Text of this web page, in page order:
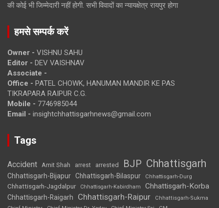
की कोई भी जिम्मेदारी नहीं होगी. सभी विवादों का न्यायक्षेत्र रायपुर होगा
हमसे सम्पर्क करें
Owner - VISHNU SAHU
Editor - DEV VAISHNAV
Associate -
Office - PATEL CHOWK, HANUMAN MANDIR KE PAS
TIKRAPARA RAIPUR C.G.
Mobile - 7746985044
Email - insightchhattisgarhnews@gmail.com
Tags
Accident Amit Shah arrest arrested BJP Chhattisgarh
Chhattisgarh-Bijapur Chhattisgarh-Bilaspur Chhattisgarh-Durg
Chhattisgarh-Jagdalpur Chhattisgarh-Kabirdham Chhattisgarh-Korba
Chhattisgarh-Raigarh Chhattisgarh-Raipur
Chhattisgarh-Sukma